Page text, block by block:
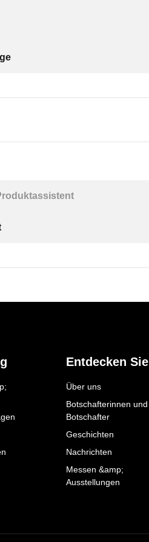
Entdecken Sie
Über uns
Botschafterinnen und
Botschafter
Geschichten
Nachrichten
Messen &amp;
Ausstellungen